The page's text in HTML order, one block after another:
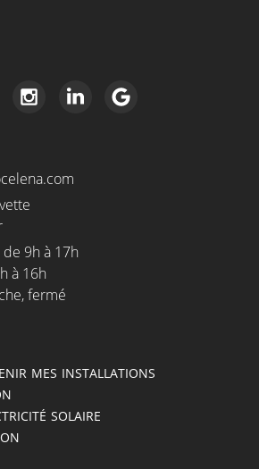
9h à 17h
à 16h
fermé
mes installations
solaire